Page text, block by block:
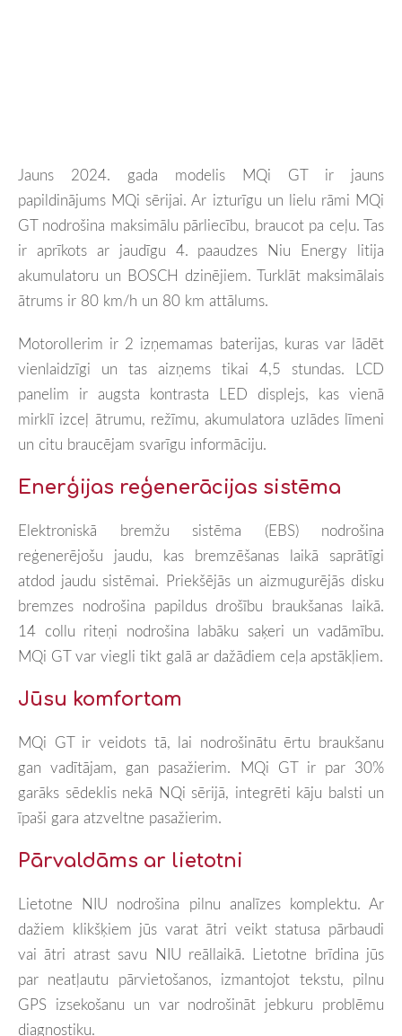
Jauns 2024. gada modelis MQi GT ir jauns
papildinājums MQi sērijai. Ar izturīgu un lielu rāmi MQi
GT nodrošina maksimālu pārliecību, braucot pa ceļu. Tas
ir aprīkots ar jaudīgu 4. paaudzes Niu Energy litija
akumulatoru un BOSCH dzinējiem. Turklāt maksimālais
ātrums ir 80 km/h un 80 km attālums.
Motorollerim ir 2 izņemamas baterijas, kuras var lādēt
vienlaidzīgi un tas aizņems tikai 4,5 stundas. LCD
panelim ir augsta kontrasta LED displejs, kas vienā
mirklī izceļ ātrumu, režīmu, akumulatora uzlādes līmeni
un citu braucējam svarīgu informāciju.
Enerģijas reģenerācijas sistēma
Elektroniskā bremžu sistēma (EBS) nodrošina
reģenerējošu jaudu, kas bremzēšanas laikā saprātīgi
atdod jaudu sistēmai. Priekšējās un aizmugurējās disku
bremzes nodrošina papildus drošību braukšanas laikā.
14 collu riteņi nodrošina labāku saķeri un vadāmību.
MQi GT var viegli tikt galā ar dažādiem ceļa apstākļiem.
Jūsu komfortam
MQi GT ir veidots tā, lai nodrošinātu ērtu braukšanu
gan vadītājam, gan pasažierim. MQi GT ir par 30%
garāks sēdeklis nekā NQi sērijā, integrēti kāju balsti un
īpaši gara atzveltne pasažierim.
Pārvaldāms ar lietotni
Lietotne NIU nodrošina pilnu analīzes komplektu. Ar
dažiem klikšķiem jūs varat ātri veikt statusa pārbaudi
vai ātri atrast savu NIU reāllaikā. Lietotne brīdina jūs
par neatļautu pārvietošanos, izmantojot tekstu, pilnu
GPS izsekošanu un var nodrošināt jebkuru problēmu
diagnostiku.